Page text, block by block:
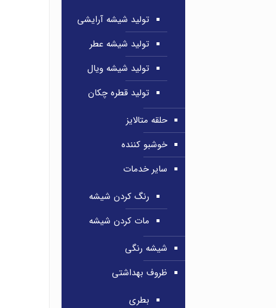
تولید شیشه آرایشی
تولید شیشه عطر
تولید شیشه ویال
تولید قطره چکان
حلقه متالایز
خوشبو کننده
سایر خدمات
رنگ کردن شیشه
مات کردن شیشه
شیشه رنگی
ظروف بهداشتی
بطری